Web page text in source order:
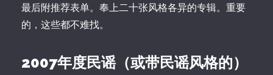
最后附推荐表单。奉上二十张风格各异的专辑。重要
的，这些都不难找。
2007年度民谣（或带民谣风格的）